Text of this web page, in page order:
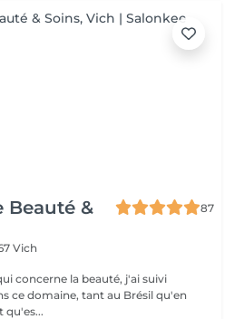
Beauté &
87
Vich
concerne la beauté, j'ai suivi
ce domaine, tant au Brésil qu'en
qu'es...